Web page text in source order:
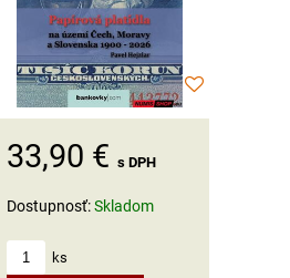
33,90 € s DPH
Dostupnosť:Skladom
ks